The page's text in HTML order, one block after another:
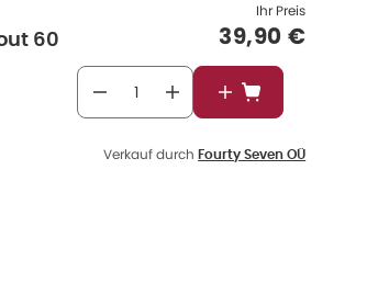
60
Ihr Preis
39,90 €
In den
Verkauf durch Fourty Seven OÜ